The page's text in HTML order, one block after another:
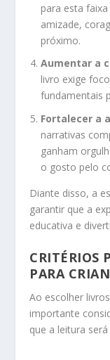
para esta
amizade,
próximo.
Aumentar a
livro exige
fundamentais
Fortalecer a
narrativas
ganham
o gosto pelo
Diante disso, a
garantir que a
educativa e
CRITÉRIOS
PARA
Ao escolher
importante
que a leitura